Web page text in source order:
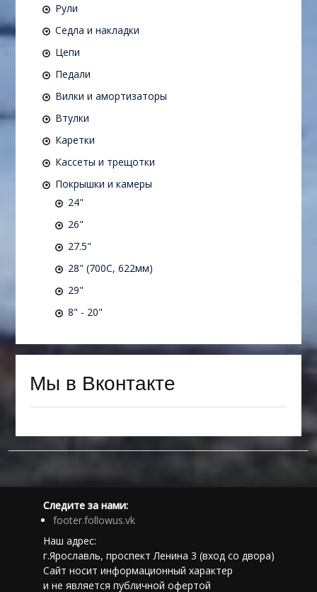
Рули
Седла и накладки
Цепи
Педали
Вилки и амортизаторы
Втулки
Каретки
Кассеты и трещотки
Покрышки и камеры
24"
26"
27.5"
28" (700C, 622мм)
29"
8" - 20"
Мы в Вконтакте
Следите за нами:
footer.followus.vk
Наш адрес:
г.Ярославль, проспект Ленина 3 (вход со двора)
Сайт носит информационный характер
и не является публичной офертой